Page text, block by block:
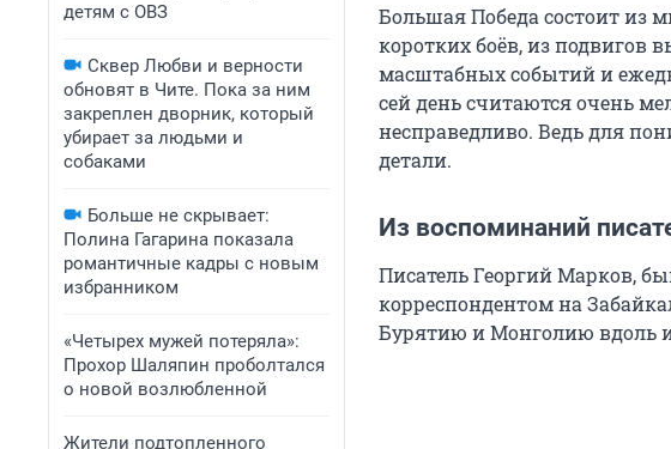
детям с ОВЗ
Сквер Любви и верности
обновят в Чите. Пока за ним
закреплен дворник, который
убирает за людьми и
собаками
Больше не скрывает:
Полина Гагарина показала
романтичные кадры с новым
избранником
«Четырех мужей потеряла»:
Прохор Шаляпин проболтался
о новой возлюбленной
Жители подтопленного
Большая Победа состоит из
коротких боёв, из подвигов
масштабных событий и
сей день считаются очень
несправедливо. Ведь для
детали.
Из воспоминаний
Писатель Георгий Марков,
корреспондентом на
Бурятию и Монголию вдоль и